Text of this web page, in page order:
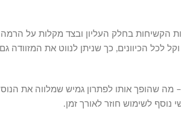
הקשיחות בחלק העליון ובצד מקלות על
המסתובבים ב-360 מעלות, מאפשרים גלגול חלק וקל לכל הכיוונים, כך
שהופך אותו לפתרון גמיש שמלווה את